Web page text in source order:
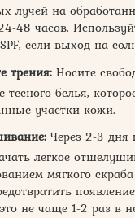
лучей на
48 часов.
если выход на
трения: Носите
тесного белья,
участки кожи.
Через 2-3 дня
легкое
мягкого
не чаще 1-2 раз в